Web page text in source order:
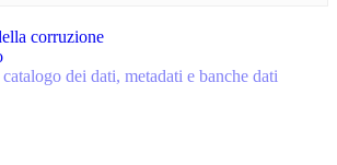
corruzione
dei dati, metadati e banche dati